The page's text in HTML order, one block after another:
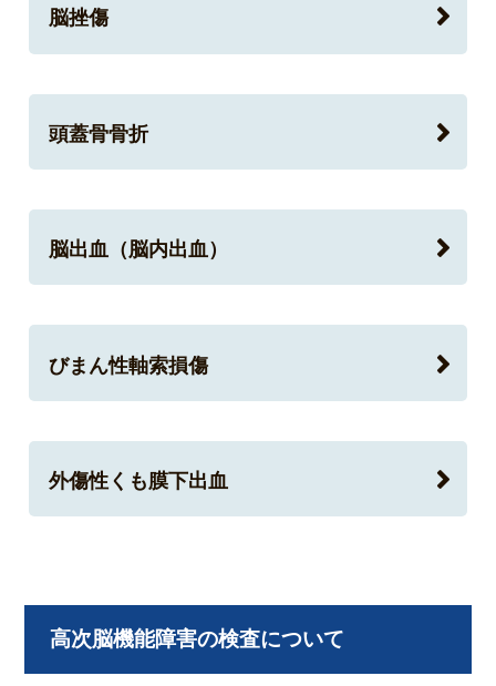
脳挫傷
頭蓋骨骨折
脳出血（脳内出血）
びまん性軸索損傷
外傷性くも膜下出血
高次脳機能障害の検査について